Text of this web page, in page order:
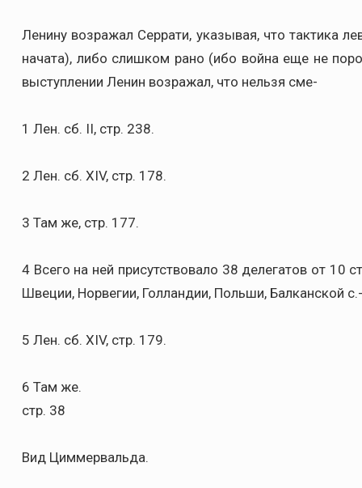
Ленину возражал Серрати, указывая, что тактика
начата), либо слишком рано (ибо война еще не
выступлении Ленин возражал, что нельзя сме-
1 Лен. сб. II, стр. 238.
2 Лен. сб. XIV, стр. 178.
3 Там же, стр. 177.
4 Всего на ней присутствовало 38 делегатов от 10
Швеции, Норвегии, Голландии, Польши, Балканской
5 Лен. сб. XIV, стр. 179.
6 Там же.
стр. 38
Вид Циммервальда.